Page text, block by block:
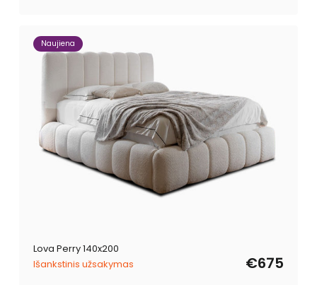
Naujiena
Lova Perry 140x200
Išankstinis užsakymas
€675